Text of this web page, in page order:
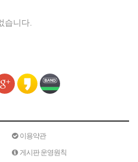
습니다.
이용약관
게시판 운영원칙